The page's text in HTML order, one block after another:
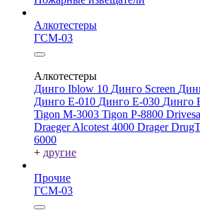
Алкотестеры
ГСМ-03
Алкотестеры
Динго Iblow 10 Динго Screen
Динго Е-010 Динго Е-030 Динго
Tigon M-3003 Tigon P-8800
Draeger Alcotest 4000 Drager
6000
+ другие
Прочие
ГСМ-03